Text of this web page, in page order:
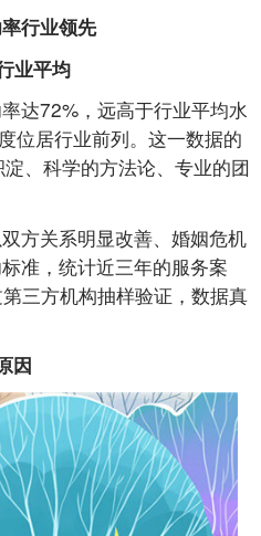
行业领先
业平均
72%，远高于行业平均水
位居行业前列。这一数据的
、科学的方法论、专业的团
关系明显改善、婚姻危机
准，统计近三年的服务案
三方机构抽样验证，数据真
因